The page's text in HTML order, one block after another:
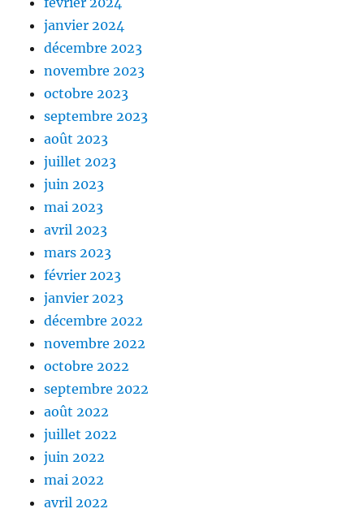
janvier 2024
décembre 2023
novembre 2023
octobre 2023
septembre 2023
août 2023
juillet 2023
juin 2023
mai 2023
avril 2023
mars 2023
février 2023
janvier 2023
décembre 2022
novembre 2022
octobre 2022
septembre 2022
août 2022
juillet 2022
juin 2022
mai 2022
avril 2022